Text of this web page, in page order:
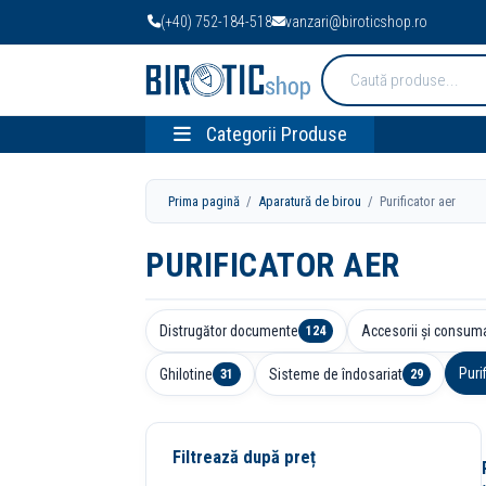
(+40) 752-184-518 vanzari@biroticshop.ro
Cauta
produse:
Categorii Produse
Prima pagină /Aparatură de birou / Purificator aer
PURIFICATOR AER
Distrugător documente 124 Accesorii și
Ghilotine 31 Sisteme de îndosariat 29
Filtrează după preț